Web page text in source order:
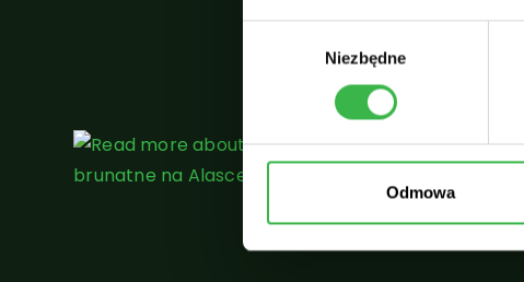
r
d
Niezbędne
Odmowa